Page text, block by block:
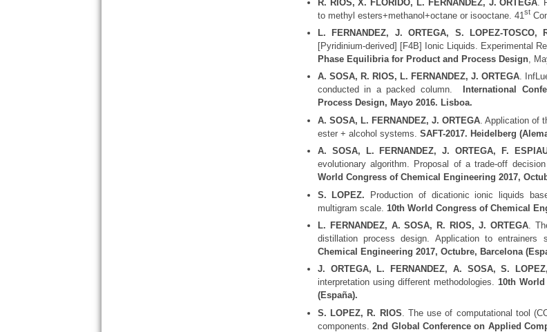
R. RIOS, X. FLORIDO, L. FERNANDEZ, J. ORTEGA .
to methyl esters+methanol+octane or isooctane. 41st
L. FERNANDEZ, J. ORTEGA, S. LOPEZ-TOSCO,
[Pyridinium-derived] [F4B] Ionic Liquids. Experimental
Phase Equilibria for Product and Process Design,
A. SOSA, R. RIOS, L. FERNANDEZ, J. ORTEGA.
conducted in a packed column.
International
Process Design, Mayo 2016. Lisboa.
A. SOSA, L. FERNANDEZ, J. ORTEGA. Application of
ester + alcohol systems. SAFT-2017. Heidelberg
A. SOSA, L. FERNANDEZ, J. ORTEGA, F.
evolutionary algorithm. Proposal of a trade-off
World Congress of Chemical Engineering 2017,
S. LOPEZ. Production of dicationic ionic liquids
multigram scale. 10th World Congress of Chemical
L. FERNANDEZ, A. SOSA, R. RIOS, J. ORTEGA .
distillation process design. Application to entrainers
Chemical Engineering 2017, Octubre, Barcelona
J. ORTEGA, L. FERNANDEZ, A. SOSA, S.
interpretation using different methodologies.10th
(España).
S. LOPEZ, R. RIOS . The use of computational tool
components.2nd Global Conference on Applied